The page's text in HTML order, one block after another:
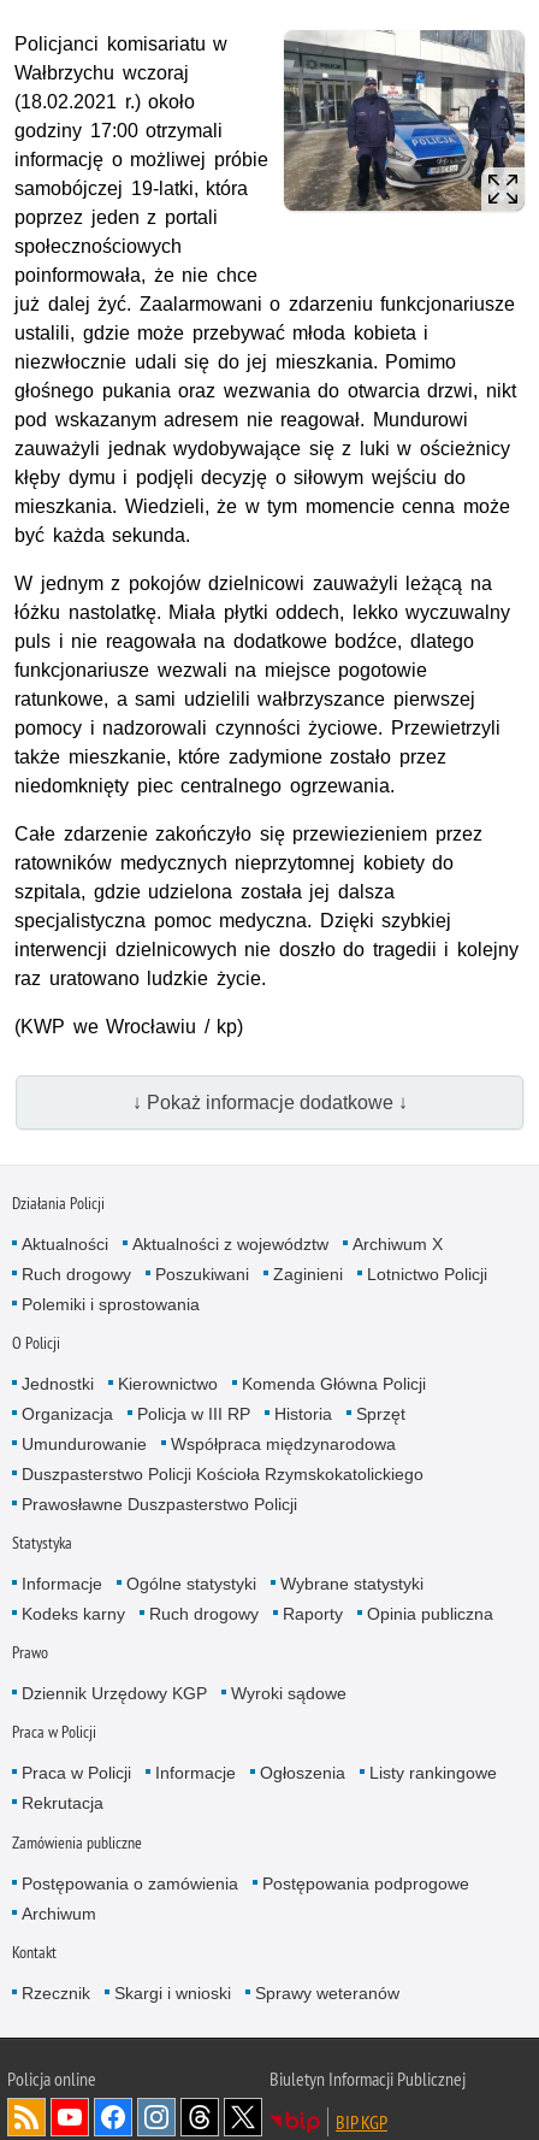
Policjanci komisariatu w
Wałbrzychu wczoraj
(18.02.2021 r.) około
godziny 17:00 otrzymali
informację o możliwej próbie
samobójczej 19-latki, która
poprzez jeden z portali
społecznościowych
poinformowała, że nie chce
już dalej żyć. Zaalarmowani o zdarzeniu funkcjonariusze
ustalili, gdzie może przebywać młoda kobieta i
niezwłocznie udali się do jej mieszkania. Pomimo
głośnego pukania oraz wezwania do otwarcia drzwi, nikt
pod wskazanym adresem nie reagował. Mundurowi
zauważyli jednak wydobywające się z luki w ościeżnicy
kłęby dymu i podjęli decyzję o siłowym wejściu do
mieszkania. Wiedzieli, że w tym momencie cenna może
być każda sekunda.
W jednym z pokojów dzielnicowi zauważyli leżącą na
łóżku nastolatkę. Miała płytki oddech, lekko wyczuwalny
puls i nie reagowała na dodatkowe bodźce, dlatego
funkcjonariusze wezwali na miejsce pogotowie
ratunkowe, a sami udzielili wałbrzyszance pierwszej
pomocy i nadzorowali czynności życiowe. Przewietrzyli
także mieszkanie, które zadymione zostało przez
niedomknięty piec centralnego ogrzewania.
Całe zdarzenie zakończyło się przewiezieniem przez
ratowników medycznych nieprzytomnej kobiety do
szpitala, gdzie udzielona została jej dalsza
specjalistyczna pomoc medyczna. Dzięki szybkiej
interwencji dzielnicowych nie doszło do tragedii i kolejny
raz uratowano ludzkie życie.
(KWP we Wrocławiu / kp)
↓ Pokaż informacje dodatkowe ↓
Działania Policji
Aktualności Aktualności z województw
Archiwum X
Ruch drogowy
Poszukiwani Zaginieni
Lotnictwo Policji
Polemiki i sprostowania
O Policji
Jednostki Kierownictwo
Komenda Główna Policji
Organizacja
Policja w III RP Historia
Sprzęt
Umundurowanie
Współpraca międzynarodowa
Duszpasterstwo Policji Kościoła Rzymskokatolickiego
Prawosławne Duszpasterstwo Policji
Statystyka
Informacje Ogólne statystyki
Wybrane statystyki
Kodeks karny
Ruch drogowy Raporty Opinia publiczna
Prawo
Dziennik Urzędowy KGP Wyroki sądowe
Praca w Policji
Praca w Policji Informacje Ogłoszenia
Listy rankingowe
Rekrutacja
Zamówienia publiczne
Postępowania o zamówienia
Postępowania podprogowe
Archiwum
Kontakt
Rzecznik Skargi i wnioski Sprawy weteranów
Policjaonline
Biuletyn Informacji Publicznej
BIP KGP